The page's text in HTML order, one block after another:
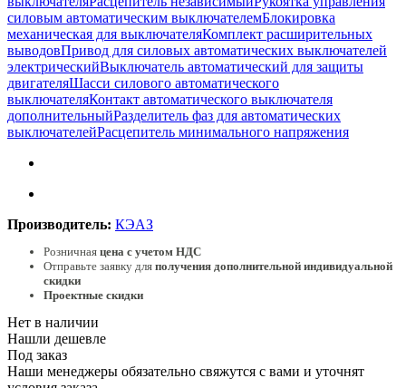
силовым автоматическим выключателемБлокировка
механическая для выключателяКомплект расширительных
выводовПривод для силовых автоматических выключателей
электрическийВыключатель автоматический для защиты
двигателяШасси силового автоматического
выключателяКонтакт автоматического выключателя
дополнительныйРазделитель фаз для автоматических
выключателейРасцепитель минимального напряжения
Производитель: КЭАЗ
Розничная цена с учетом НДС
Отправьте заявку для получения дополнительной индивидуальной
скидки
Проектные скидки
Нет в наличии
Нашли дешевле
Под заказ
Наши менеджеры обязательно свяжутся с вами и уточнят